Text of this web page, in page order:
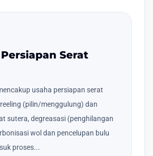
Serat
usaha persiapan serat
(pilin/menggulung) dan
sutera, degreasasi (penghilangan
wol dan pencelupan bulu
proses...